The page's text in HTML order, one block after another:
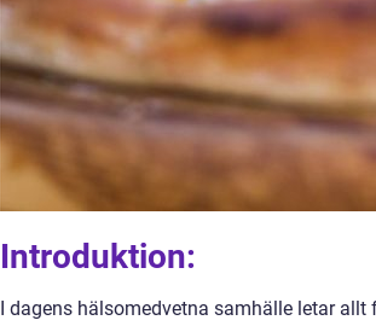
Introduktion:
I dagens hälsomedvetna samhälle letar